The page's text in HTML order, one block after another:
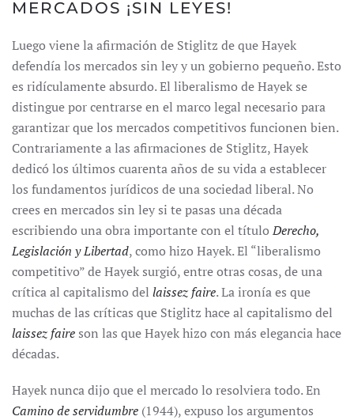
MERCADOS ¡SIN LEYES!
Luego viene la afirmación de Stiglitz de que Hayek
defendía los mercados sin ley y un gobierno pequeño. Esto
es ridículamente absurdo. El liberalismo de Hayek se
distingue por centrarse en el marco legal necesario para
garantizar que los mercados competitivos funcionen bien.
Contrariamente a las afirmaciones de Stiglitz, Hayek
dedicó los últimos cuarenta años de su vida a establecer
los fundamentos jurídicos de una sociedad liberal. No
crees en mercados sin ley si te pasas una década
escribiendo una obra importante con el títuloDerecho,
Legislación y Libertad, como hizo Hayek. El “liberalismo
competitivo” de Hayek surgió, entre otras cosas, de una
crítica al capitalismo del laissez faire. La ironía es que
muchas de las críticas que Stiglitz hace al capitalismo del
laissez faire son las que Hayek hizo con más elegancia hace
décadas.
Hayek nunca dijo que el mercado lo resolviera todo. En
Camino de servidumbre (1944), expuso los argumentos